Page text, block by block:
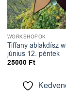
WORKSHOPOK
Tiffany ablakdísz
június 12. péntek
25000 Ft